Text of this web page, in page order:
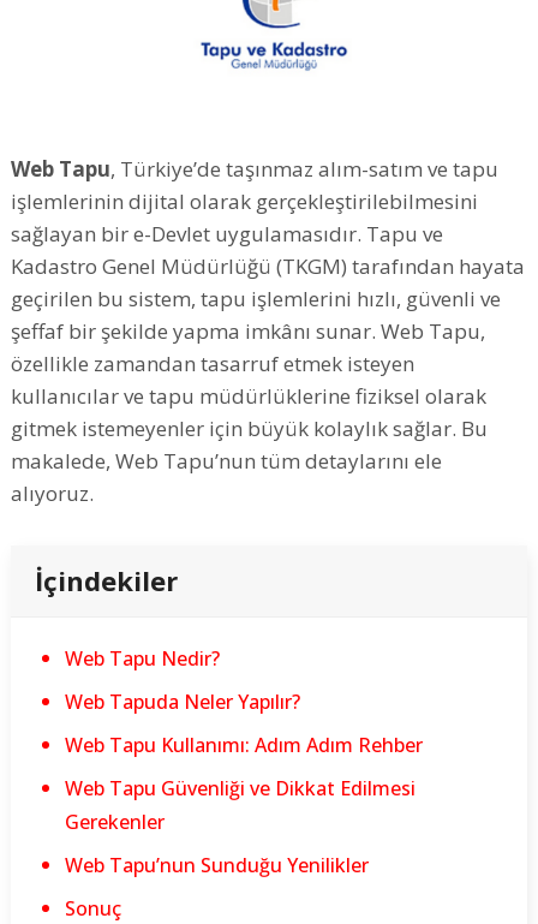
Web Tapu, Türkiye’de taşınmaz alım-satım ve tapu
işlemlerinin dijital olarak gerçekleştirilebilmesini
sağlayan bir e-Devlet uygulamasıdır. Tapu ve
Kadastro Genel Müdürlüğü (TKGM) tarafından hayata
geçirilen bu sistem, tapu işlemlerini hızlı, güvenli ve
şeffaf bir şekilde yapma imkânı sunar. Web Tapu,
özellikle zamandan tasarruf etmek isteyen
kullanıcılar ve tapu müdürlüklerine fiziksel olarak
gitmek istemeyenler için büyük kolaylık sağlar. Bu
makalede, Web Tapu’nun tüm detaylarını ele
alıyoruz.
İçindekiler
Web Tapu Nedir?
Web Tapuda Neler Yapılır?
Web Tapu Kullanımı: Adım Adım Rehber
Web Tapu Güvenliği ve Dikkat Edilmesi
Gerekenler
Web Tapu’nun Sunduğu Yenilikler
Sonuç